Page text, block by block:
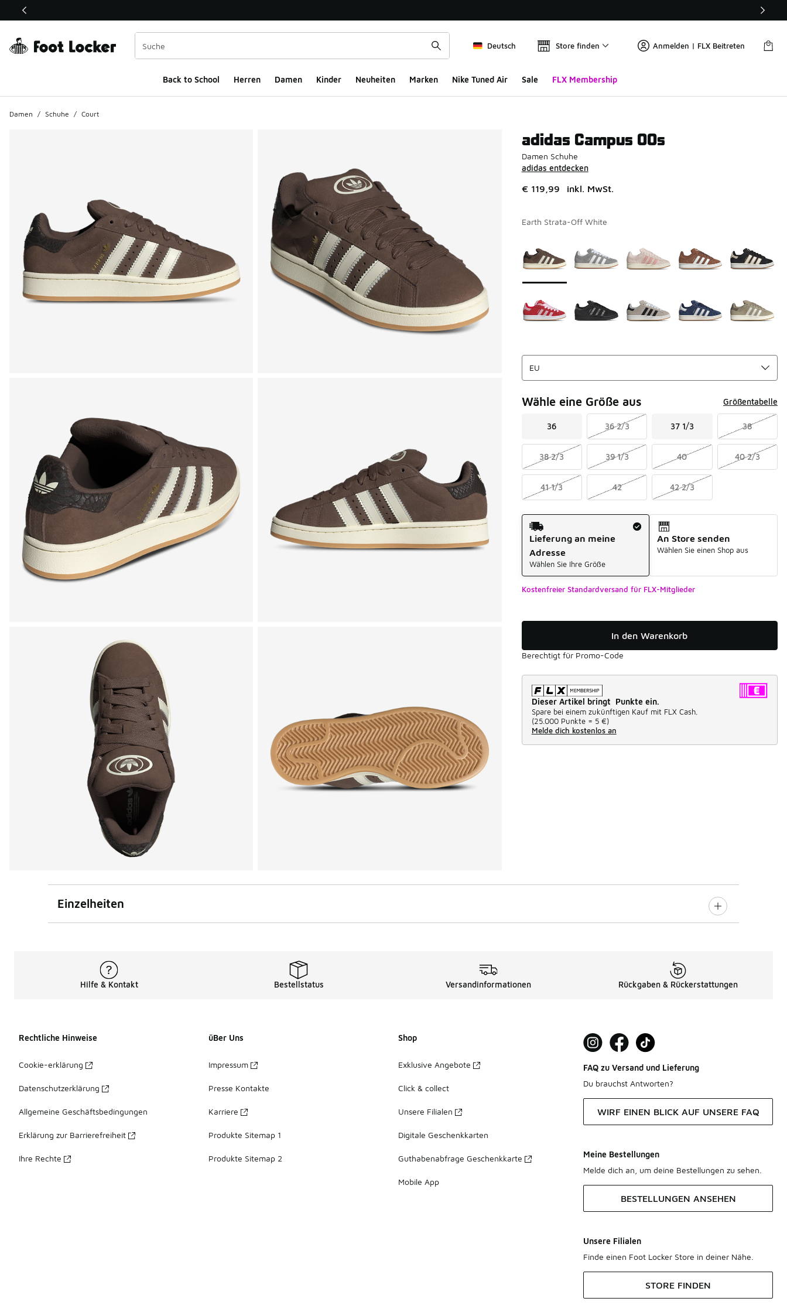
Dieser Link öffnet sich in einem neuen Fenster
Deutsch Store finden Anmelden | FLX Beitreten
Back to School Herren Damen Kinder Neuheiten Marken Nike Tuned Air Sale FLX Membership
Damen / Schuhe / Court
adidas Campus 00s
Damen Schuhe
adidas entdecken
€ 119,99 inkl. MwSt.
Earth Strata-Off White
Wähle eine Größe aus Größentabelle
36 36 2/3 37 1/3 38
38 2/3 39 1/3 40 40 2/3
41 1/3 42 42 2/3
Versandart
Lieferung an meine
Adresse
Wählen Sie Ihre Größe
An Store senden
Wählen Sie einen Shop aus
Kostenfreier Standardversand für FLX-Mitglieder
In den Warenkorb
Berechtigt für Promo-Code
Dieser Artikel bringt Punkte ein.
Spare bei einem zukünftigen Kauf mit FLX Cash.
(25.000 Punkte = 5 €)
Melde dich kostenlos an
Einzelheiten
Hilfe & Kontakt Bestellstatus Versandinformationen Rückgaben & Rückerstattungen
Rechtliche Hinweise
Cookie-erklärung
Datenschutzerklärung
Allgemeine Geschäftsbedingungen
Erklärung zur Barrierefreiheit
Ihre Rechte
üBer Uns
Impressum
Presse Kontakte
Karriere
Produkte Sitemap 1
Produkte Sitemap 2
Shop
Exklusive Angebote
Click & collect
Unsere Filialen
Digitale Geschenkkarten
Guthabenabfrage Geschenkkarte
Mobile App
FAQ zu Versand und Lieferung
Du brauchst Antworten?
WIRF EINEN BLICK AUF UNSERE FAQ
Meine Bestellungen
Melde dich an, um deine Bestellungen zu sehen.
BESTELLUNGEN ANSEHEN
Unsere Filialen
Finde einen Foot Locker Store in deiner Nähe.
STORE FINDEN